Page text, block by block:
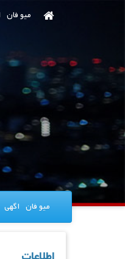
میو فان
میو فان اگهی